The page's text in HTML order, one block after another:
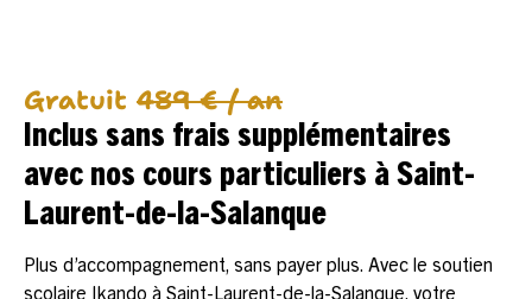
Gratuit 489 € / an
Inclus sans frais supplémentaires
avec nos cours particuliers à Saint-
Laurent-de-la-Salanque
Plus d’accompagnement, sans payer plus. Avec le soutien
scolaire Ikando à Saint-Laurent-de-la-Salanque, votre